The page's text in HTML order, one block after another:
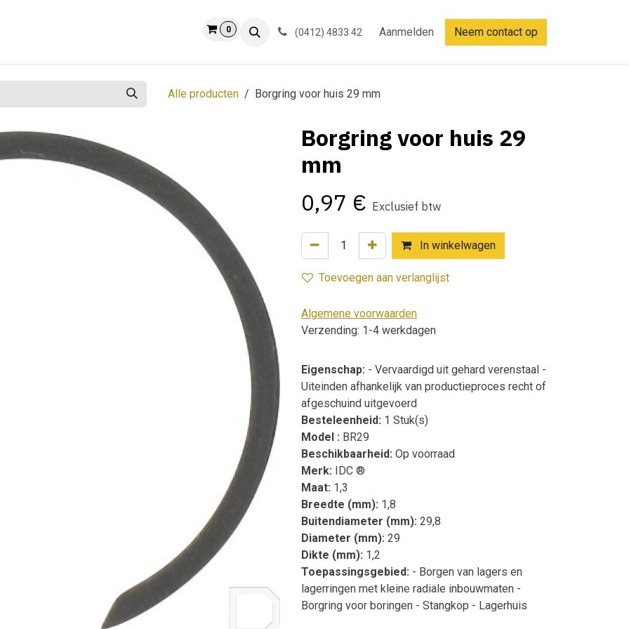
0 (0412) 4833 42 Aanmelden Neem contact op
Alle producten Borgring voor huis 29 mm
Borgring voor huis 29
mm
0,97 € Exclusief btw
In winkelwagen
Toevoegen aan verlanglijst
Algemene voorwaarden
Verzending: 1-4 werkdagen
Eigenschap: - Vervaardigd uit gehard verenstaal -
Uiteinden afhankelijk van productieproces recht of
afgeschuind uitgevoerd
Besteleenheid: 1 Stuk(s)
Model : BR29
Beschikbaarheid: Op voorraad
Merk: IDC ®
Maat: 1,3
Breedte (mm): 1,8
Buitendiameter (mm): 29,8
Diameter (mm): 29
Dikte (mm): 1,2
Toepassingsgebied: - Borgen van lagers en
lagerringen met kleine radiale inbouwmaten -
Borgring voor boringen - Stangkop - Lagerhuis